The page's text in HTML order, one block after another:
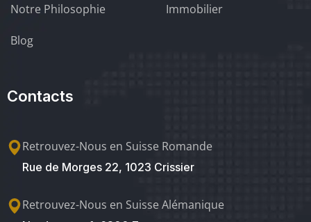
Notre Philosophie
Blog
Immobilier
Contacts
Retrouvez-Nous en Suisse Romande
Rue de Morges 22, 1023 Crissier
Retrouvez-Nous en Suisse Alémanique